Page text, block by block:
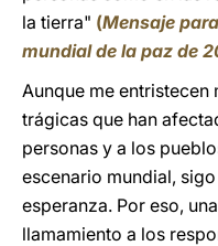
la tierra" (Mensaje
mundial de la paz de
Aunque me
trágicas que han
personas y a los
escenario mundial,
esperanza. Por eso,
llamamiento a los